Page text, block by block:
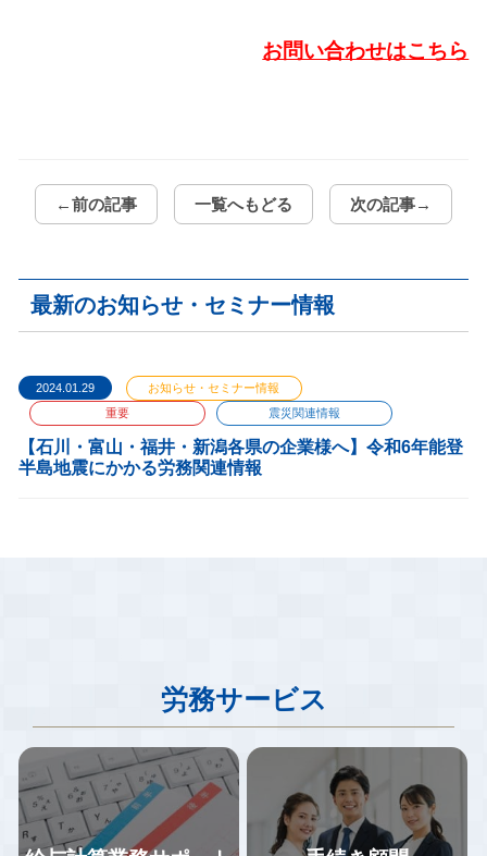
お問い合わせはこちら
←前の記事 一覧へもどる 次の記事→
最新のお知らせ・セミナー情報
2024.01.29
お知らせ・セミナー情報
重要
震災関連情報
【石川・富山・福井・新潟各県の企業様へ】令和6年能登
半島地震にかかる労務関連情報
労務サービス